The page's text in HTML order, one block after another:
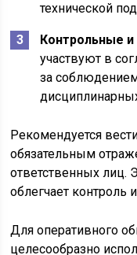
технической
Контрольные
участвуют в
за
Рекомендуется
обязательным
ответственных лиц.
облегчает контроль
Для оперативного
целесообразно